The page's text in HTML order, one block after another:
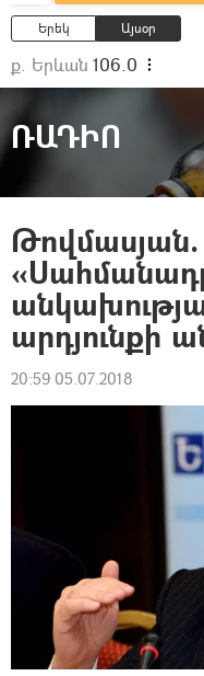
Երեկ Այսօր
ք. Երևան 106.0
ՌԱԴԻՈ
Թովմասյան.
արդյունքի
20:59 05.07.2018